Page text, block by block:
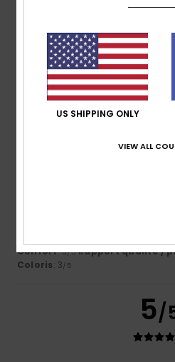
Coloris
2/
Confort: 3/5 Rapport qualité /
Coloris: 3/5
5/
US SHIPPING ONLY
VIEW ALL